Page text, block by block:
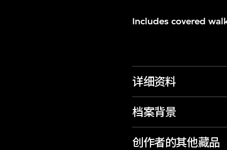
Includes covered
详细资料
档案背景
创作者的其他藏品